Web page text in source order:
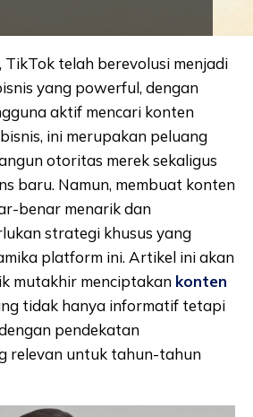
TikTok telah berevolusi menjadi
yang powerful, dengan
aktif mencari konten
ini merupakan peluang
otoritas merek sekaligus
baru. Namun, membuat konten
benar menarik dan
strategi khusus yang
platform ini. Artikel ini akan
mutakhir menciptakan konten
tidak hanya informatif tetapi
pendekatan
relevan untuk tahun-tahun